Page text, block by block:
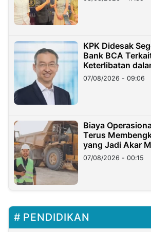
KPK Didesak
Bank BCA
Keterlibatan
Hilangnya Dana
Miliar
07/08/2026 - 09:06
Biaya
Terus
yang Jadi Akar
07/08/2026 - 00:15
PENDIDIKAN